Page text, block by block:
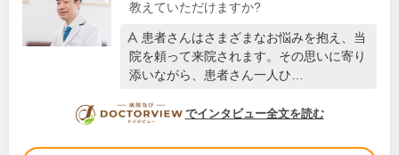
教えていただけますか?
患者さんはさまざまなお悩みを抱え、当
院を頼って来院されます。その思いに寄り
添いながら、患者さん一人ひ…
DOCTORVIEW
でインタビュー全文を読む